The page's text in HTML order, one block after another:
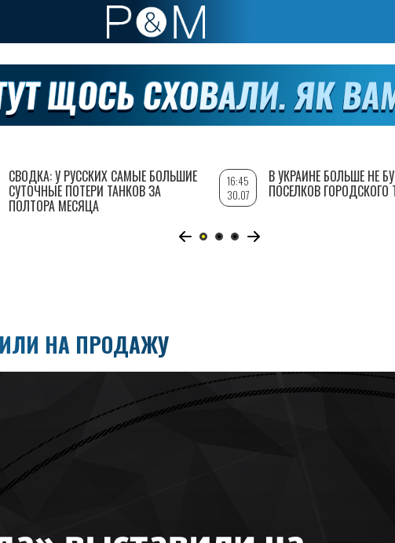
НА ПРОДАЖУ
СВОДКА: У РУССКИХ САМЫЕ БОЛЬШИЕ
СУТОЧНЫЕ ПОТЕРИ ТАНКОВ ЗА
ПОЛТОРА МЕСЯЦА
16:45
30.07
В УКРАИНЕ БОЛЬШЕ НЕ
ПОСЕЛКОВ ГОРОДСКОГО